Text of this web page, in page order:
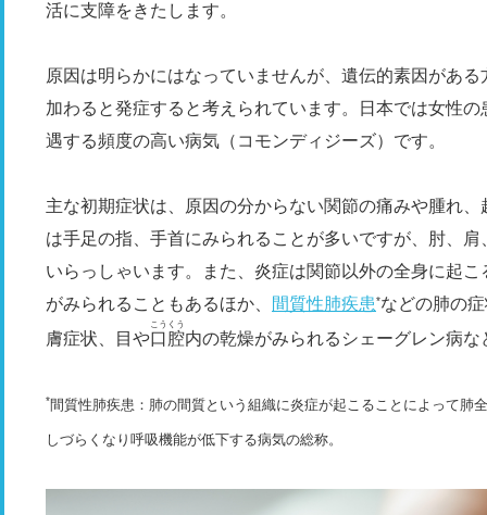
活に支障をきたします。
原因は明らかにはなっていませんが、遺伝的素因がある
加わると発症すると考えられています。日本では女性
遇する頻度の高い病気（コモンディジーズ）です。
主な初期症状は、原因の分からない関節の痛みや腫れ
は手足の指、手首にみられることが多いですが、肘、
いらっしゃいます。また、炎症は関節以外の全身に起
がみられることもあるほか、
間質性肺疾患*などの肺の
膚症状、目や口腔
こうくう
内の乾燥がみられるシェーグレン病
*間質性肺疾患：肺の間質という組織に炎症が起こることによって肺
しづらくなり呼吸機能が低下する病気の総称。